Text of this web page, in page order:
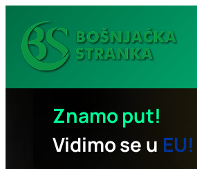
sadržaj
Znamo put!
Vidimo se u EU!